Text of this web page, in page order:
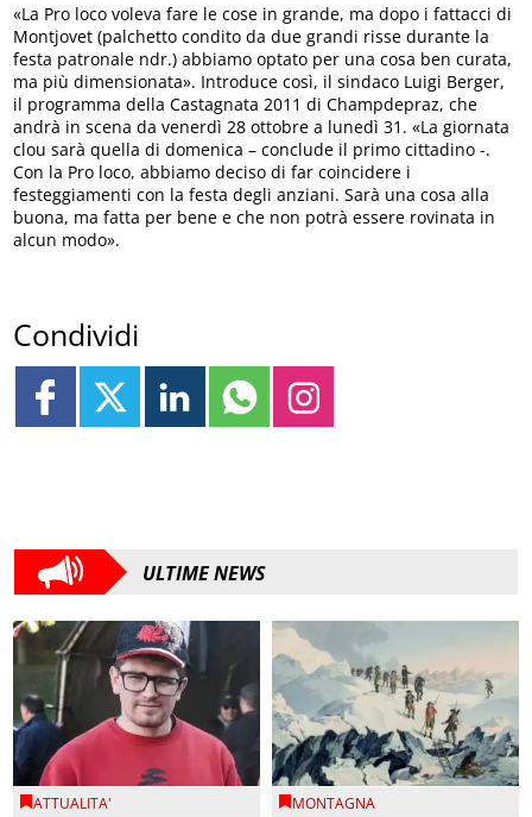
«La Pro loco voleva fare le cose in grande, ma dopo i fattacci di
Montjovet (palchetto condito da due grandi risse durante la
festa patronale ndr.) abbiamo optato per una cosa ben curata,
ma più dimensionata». Introduce così, il sindaco Luigi Berger,
il programma della Castagnata 2011 di Champdepraz, che
andrà in scena da venerdì 28 ottobre a lunedì 31. «La giornata
clou sarà quella di domenica – conclude il primo cittadino -.
Con la Pro loco, abbiamo deciso di far coincidere i
festeggiamenti con la festa degli anziani. Sarà una cosa alla
buona, ma fatta per bene e che non potrà essere rovinata in
alcun modo».
Condividi
ULTIME NEWS
ATTUALITA' MONTAGNA